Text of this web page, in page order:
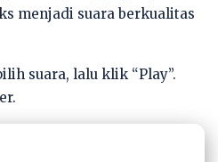
menjadi suara berkualitas
suara, lalu klik “Play”.